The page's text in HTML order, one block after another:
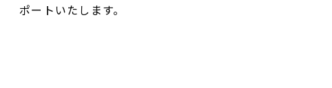
ポートいたします。